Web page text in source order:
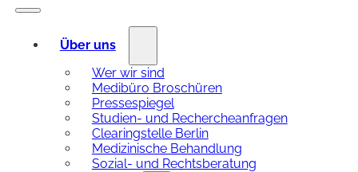
Über uns
Wer wir sind
Medibüro Broschüren
Pressespiegel
Studien- und Rechercheanfragen
Clearingstelle Berlin
Medizinische Behandlung
Sozial- und Rechtsberatung